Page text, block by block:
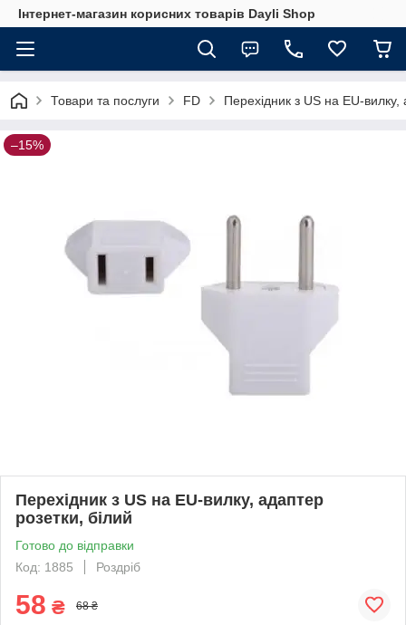
Інтернет-магазин корисних товарів Dayli Shop
Товари та послуги FD Перехідник з US на EU-вилку,
–15%
Перехідник з US на EU-вилку, адаптер
розетки, білий
Готово до відправки
Код: 1885
Роздріб
58 ₴ 68 ₴